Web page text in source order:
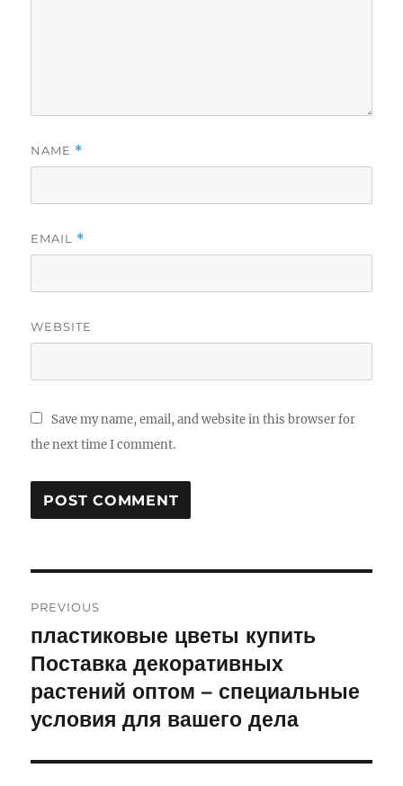
NAME *
EMAIL *
WEBSITE
Save my name, email, and website in this browser for
the next time I comment.
navigation
PREVIOUS
Previous
post:
пластиковые цветы купить
Поставка декоративных
растений оптом – специальные
условия для вашего дела